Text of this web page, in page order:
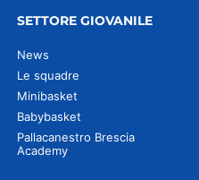
SETTORE GIOVANILE
News
Le squadre
Minibasket
Babybasket
Pallacanestro Brescia
Academy